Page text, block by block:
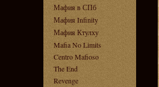
Мафия в СПб
Мафия Infinity
Мафия Ктулху
Mafia No Limits
Centro Mafioso
The End
Revenge